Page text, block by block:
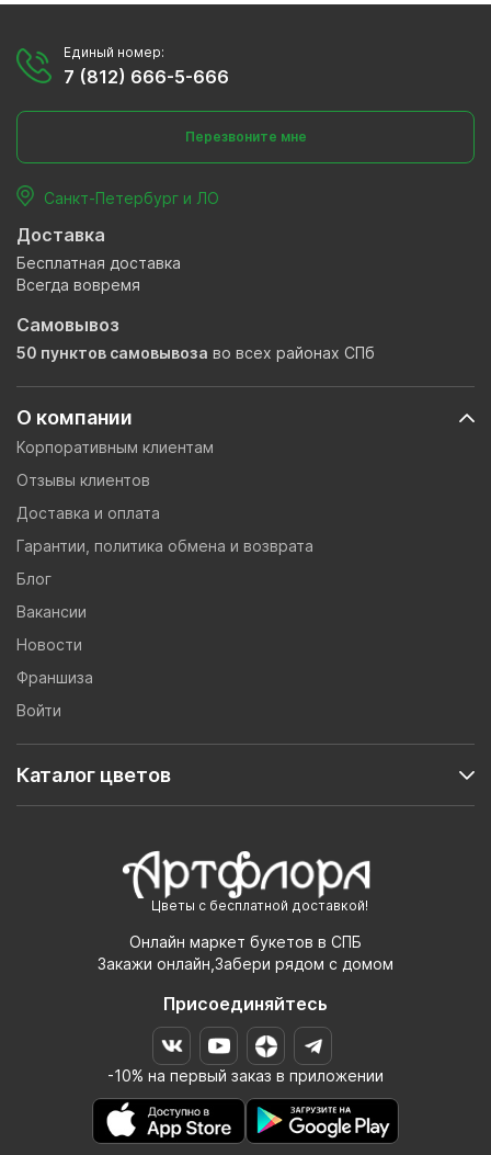
Цветы с бесплатной доставкой!
Онлайн маркет букетов в СПБ
Закажи онлайн,Забери рядом с домом
Присоединяйтесь
-10% на первый заказ в приложении
О компании
Корпоративным клиентам
Отзывы клиентов
Доставка и оплата
Гарантии, политика обмена и возврата
Блог
Вакансии
Новости
Франшиза
Войти
Каталог цветов
Единый номер:
7 (812) 666-5-666
Перезвоните мне
Санкт-Петербург и ЛО
Доставка
Бесплатная доставка
Всегда вовремя
Самовывоз
50 пунктов самовывоза во всех районах СПб